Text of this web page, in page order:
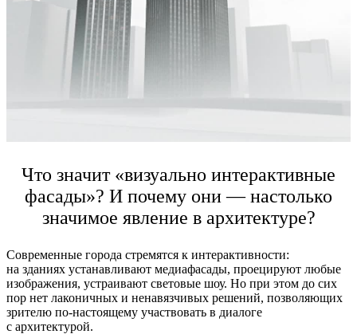
Что значит «визуально интерактивные
фасады»? И почему они — настолько
значимое явление в архитектуре?
Современные города стремятся к интерактивности:
на зданиях устанавливают медиафасады, проецируют любые
изображения, устраивают световые шоу. Но при этом до сих
пор нет лаконичных и ненавязчивых решений, позволяющих
зрителю по-настоящему участвовать в диалоге
с архитектурой.